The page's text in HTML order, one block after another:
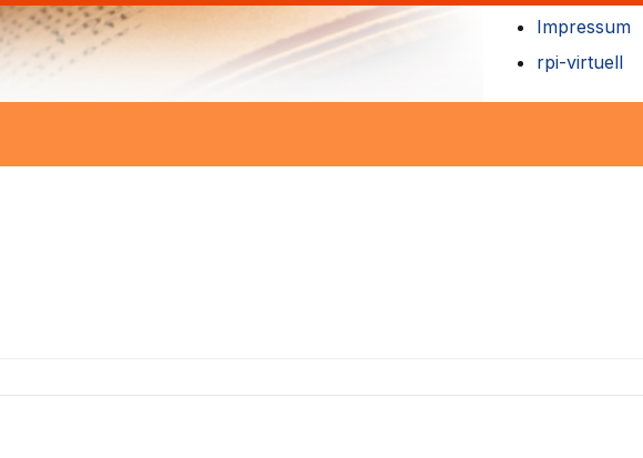
Impressum
rpi-virtuell